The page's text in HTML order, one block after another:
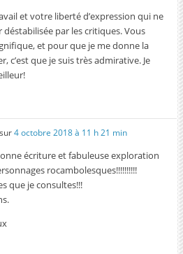
et votre liberté d’expression qui ne
par les critiques. Vous
et pour que je me donne la
c’est que je suis très admirative. Je
sur4 octobre 2018 à 11 h 21 min
écriture et fabuleuse exploration
rocambolesques!!!!!!!!!!
que je consultes!!!